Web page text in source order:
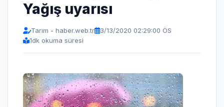
Yağış uyarısı
Tarım - haber.web.tr
3/13/2020 02:29:00 ÖS
1dk okuma süresi